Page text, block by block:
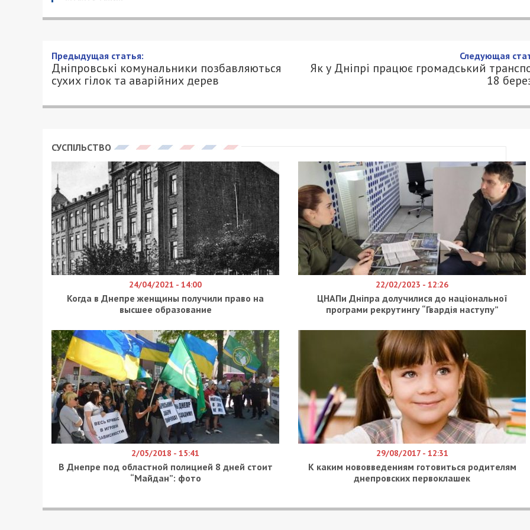
Предыдущая статья:
Дніпровські комунальники позбавляються
сухих гілок та аварійних дерев
Следующая
Як у Дніпрі працює громадський
18
СУСПІЛЬСТВО
24/04/2021 - 14:00
Когда в Днепре женщины получили право на
высшее образование
22/02/2023 - 12:26
ЦНАПи Дніпра долучилися до національної
програми рекрутингу “Гвардія наступу”
2/05/2018 - 15:41
В Днепре под областной полицией 8 дней стоит
“Майдан”: фото
29/08/2017 - 12:31
К каким нововведениям готовиться родителям
днепровских первоклашек